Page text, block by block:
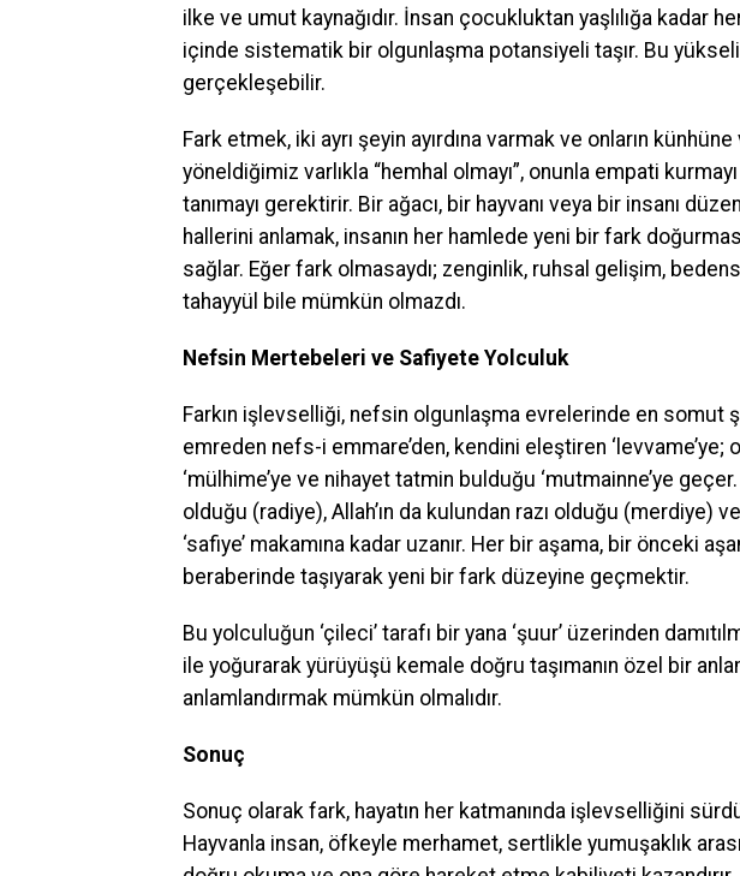
ilke ve umut kaynağıdır. İnsan çocukluktan yaşlılığa kadar
içinde sistematik bir olgunlaşma potansiyeli taşır. Bu
gerçekleşebilir.
Fark etmek, iki ayrı şeyin ayırdına varmak ve onların
yöneldiğimiz varlıkla “hemhal olmayı”, onunla empati
tanımayı gerektirir. Bir ağacı, bir hayvanı veya bir insanı
hallerini anlamak, insanın her hamlede yeni bir fark
sağlar. Eğer fark olmasaydı; zenginlik, ruhsal gelişim,
tahayyül bile mümkün olmazdı.
Nefsin Mertebeleri ve Safiyete Yolculuk
Farkın işlevselliği, nefsin olgunlaşma evrelerinde en somut
emreden nefs-i emmare’den, kendini eleştiren ‘levvame’ye;
‘mülhime’ye ve nihayet tatmin bulduğu ‘mutmainne’ye
olduğu (radiye), Allah’ın da kulundan razı olduğu (merdiye)
‘safiye’ makamına kadar uzanır. Her bir aşama, bir önceki
beraberinde taşıyarak yeni bir fark düzeyine geçmektir.
Bu yolculuğun ‘çileci’ tarafı bir yana ‘şuur’ üzerinden
ile yoğurarak yürüyüşü kemale doğru taşımanın özel bir
anlamlandırmak mümkün olmalıdır.
Sonuç
Sonuç olarak fark, hayatın her katmanında işlevselliğini
Hayvanla insan, öfkeyle merhamet, sertlikle yumuşaklık